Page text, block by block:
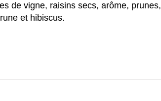
de vigne, raisins secs, arôme, prunes,
et hibiscus.